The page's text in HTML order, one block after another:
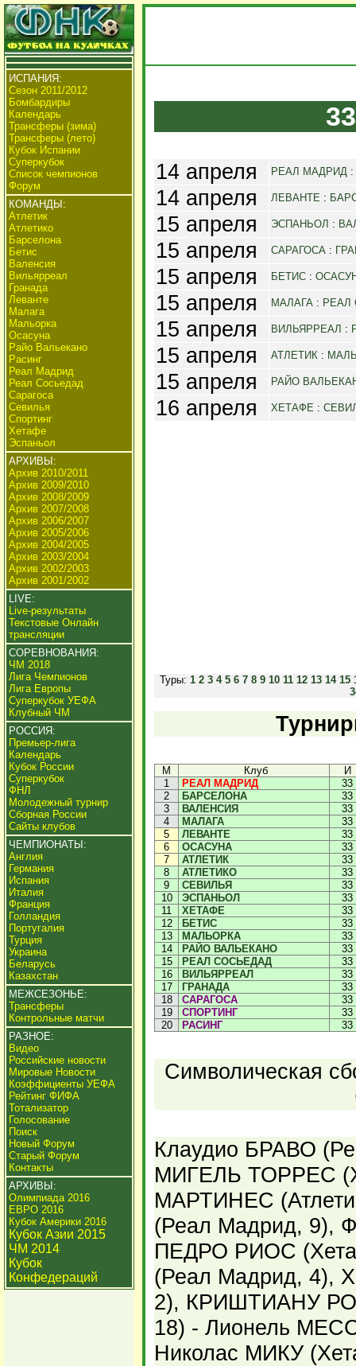
ИСПАНИЯ:
Сезон 2011/2012
Бомбардиры
Календарь
Трансферы (зима)
Трансферы (лето)
Кубок Испании
Суперкубок
Список чемпионов
Форум
КОМАНДЫ:
Атлетик
Атлетико
Барселона
Бетис
Валенсия
Вильярреал
Гранада
Леванте
Малага
Мальорка
Осасуна
Райо Вальекано
Расинг
Реал Мадрид
Реал Сосьедад
Сарагоса
Севилья
Спортинг
Хетафе
Эспаньол
АРХИВЫ:
Архив 2010/2011
Архив 2009/2010
Архив 2008/2009
Архив 2007/2008
Архив 2006/2007
Архив 2005/2006
Архив 2004/2005
Архив 2003/2004
Архив 2002/2003
Архив 2001/2002
LIVE:
Live-результаты
Текстовые Онлайн
трансляции
СОРЕВНОВАНИЯ:
ЧМ 2018
Лига Чемпионов
Лига Европы
Суперкубок УЕФА
Клубный ЧМ
РОССИЯ:
Премьер-лига
Календарь
Кубок России
Суперкубок
ФНЛ
Молодежный турнир
Сборная России
Сайты клубов
ЧЕМПИОНАТЫ:
Англия
Германия
Испания
Италия
Франция
Голландия
Португалия
Турция
Украина
Беларусь
Казахстан
МЕЖСЕЗОНЬЕ:
Трансферы
Контрольные матчи
РАЗНОЕ:
Видео
Российские новости
Мировые Новости
Коэффициенты УЕФА
Рейтинг ФИФА
Тотализатор
Голосование
Поиск
Новый Форум
Старый Форум
Контакты
АРХИВЫ:
Олимпиада 2016
ЕВРО 2016
Кубок Америки 2016
Кубок Азии 2015
ЧМ 2014
Кубок
Конфедераций
14 апреля РЕАЛ МАДРИД :
14 апреля ЛЕВАНТЕ :
15 апреля ЭСПАНЬОЛ :
15 апреля САРАГОСА :
15 апреля БЕТИС :
15 апреля МАЛАГА : РЕАЛ
15 апреля ВИЛЬЯРРЕАЛ :
15 апреля АТЛЕТИК :
15 апреля РАЙО
16 апреля ХЕТАФЕ :
Туры: 1 2 3 4 5 6 7 8 9 10 11 12 13 14 15
М Клуб
И
1
РЕАЛ МАДРИД
33
2
БАРСЕЛОНА
33
3
ВАЛЕНСИЯ
33
4
МАЛАГА
33
5
ЛЕВАНТЕ
33
6
ОСАСУНА
33
7
АТЛЕТИК
33
8
АТЛЕТИКО
33
9
СЕВИЛЬЯ
33
10
ЭСПАНЬОЛ
33
11
ХЕТАФЕ
33
12
БЕТИС
33
13
МАЛЬОРКА
33
14
РАЙО ВАЛЬЕКАНО
33
15
РЕАЛ СОСЬЕДАД
33
16
ВИЛЬЯРРЕАЛ
33
17
ГРАНАДА
33
18
САРАГОСА
33
19
СПОРТИНГ
33
20
РАСИНГ 33
Символическая
Клаудио БРАВО
МИГЕЛЬ ТОРРЕС
МАРТИНЕС
(Реал Мадрид, 9),
ПЕДРО РИОС
(Реал Мадрид, 4),
2), КРИШТИАНУ
18) - Лионель
Николас МИКУ